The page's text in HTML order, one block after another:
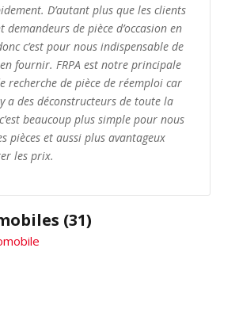
D’autant plus que les clients
demandeurs de pièce d’occasion en
c’est pour nous indispensable de
fournir. FRPA est notre principale
recherche de pièce de réemploi car
a des déconstructeurs de toute la
beaucoup plus simple pour nous
pièces et aussi plus avantageux
les prix.
(31)